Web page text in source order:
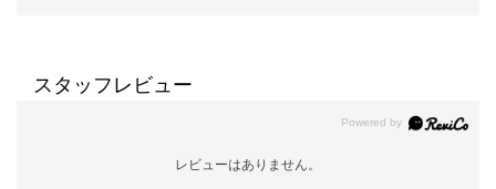
スタッフレビュー
レビューはありません。